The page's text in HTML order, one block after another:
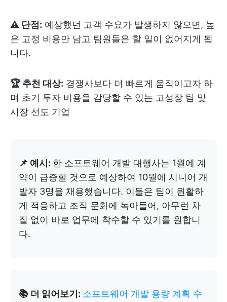
⚠️ 단점: 예상했던 고객 수요가 발생하지 않으면, 높
은 고정 비용만 남고 팀원들은 할 일이 없어지게 됩
니다.
🏆 추천 대상: 경쟁사보다 더 빠르게 움직이고자 하
며 초기 투자 비용을 감당할 수 있는 고성장 팀 및
시장 선도 기업
📌 예시: 한 소프트웨어 개발 대행사는 1월에 계
약이 급증할 것으로 예상하여 10월에 시니어 개
발자 3명을 채용했습니다. 이들은 팀이 원활하
게 적응하고 조직 문화에 녹아들어, 아무런 차
질 없이 바로 업무에 착수할 수 있기를 원합니
다.
📚 더 읽어보기: 소프트웨어 개발 용량 계획 수